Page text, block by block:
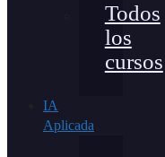
Todos
los
cursos
IA
Aplicada